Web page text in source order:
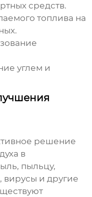
средств.
топлива на
углем и
решение
в
пыльцу,
вирусы и другие